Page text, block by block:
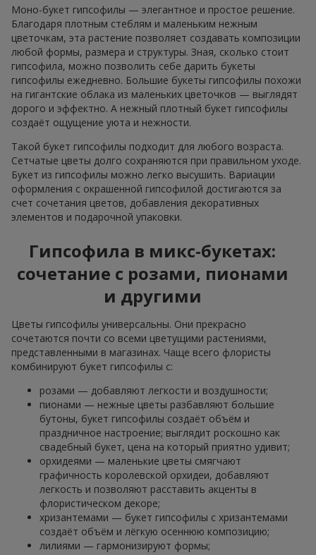
Моно-букет гипсофилы — элегантное и простое решение.
Благодаря плотным стеблям и маленьким нежным
цветочкам, эта растение позволяет создавать композиции
любой формы, размера и структуры. Зная, сколько стоит
гипсофила, можно позволить себе дарить букеты
гипсофилы ежедневно. Большие букеты гипсофилы похожи
на гигантские облака из маленьких цветочков — выглядят
дорого и эффектно. А нежный плотный букет гипсофилы
создаёт ощущение уюта и нежности.
Такой букет гипсофилы подходит для любого возраста.
Сетчатые цветы долго сохраняются при правильном уходе.
Букет из гипсофилы можно легко высушить. Вариации
оформления с окрашенной гипсофилой достигаются за
счет сочетания цветов, добавления декоративных
элементов и подарочной упаковки.
Гипсофила в микс-букетах:
сочетание с розами, пионами
и другими
Цветы гипсофилы универсальны. Они прекрасно
сочетаются почти со всеми цветущими растениями,
представленными в магазинах. Чаще всего флористы
комбинируют букет гипсофилы с:
розами — добавляют легкости и воздушности;
пионами — нежные цветы разбавляют большие
бутоны, букет гипсофилы создаёт объём и
праздничное настроение; выглядит роскошно как
свадебный букет, цена на который приятно удивит;
орхидеями — маленькие цветы смягчают
графичность королевской орхидеи, добавляют
легкость и позволяют расставить акценты в
флористическом декоре;
хризантемами — букет гипсофилы с хризантемами
создаёт объём и лёгкую осеннюю композицию;
лилиями — гармонизируют формы;